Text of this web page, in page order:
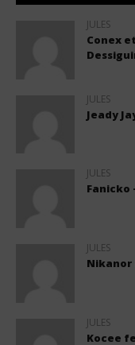
JULES
Conex
JULES
Jeady
JULES
Fanicko
JULES
Nikanor
JULES
Kocee